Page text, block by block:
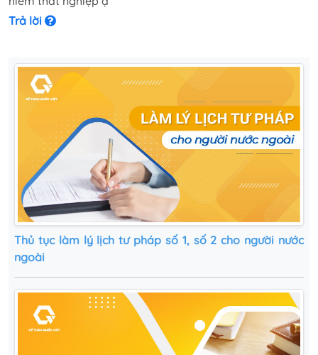
Trả lời
Thủ tục làm lý lịch tư pháp số 1, số 2 cho người nước
ngoài